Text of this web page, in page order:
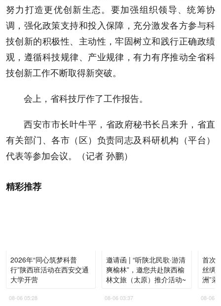
努力打造更优创新生态。要加强组织领导、统筹协
调，强化政策支持和投入保障，充分激发各方参与科
技创新的积极性、主动性，牢固树立和践行正确政绩
观，遵循科技规律、产业规律，有力有序推动全省科
技创新工作不断取得新突破。
会上，省科技厅作了工作报告。
西安市市长叶牛平，省政府秘书长吕来升，省直
有关部门、各市（区）负责同志及科研机构（平台）
代表等参加会议。（记者 孙鹏）
精彩推荐
2026年“同心筑梦科普
行”陕西班活动在西安交通
大学开营
08-06 05:28
邀请函 | “听陕北民歌·游清
爽榆林”，邀您共赴陕西榆
林文旅（太原）推介活动~
08-06 03:37
首次
丝绸
洲”
08-06